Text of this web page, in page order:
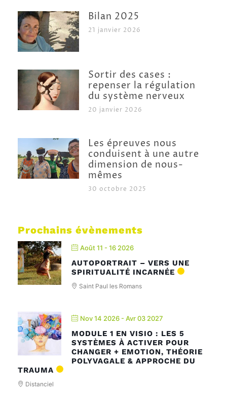
Bilan 2025
21 janvier 2026
Sortir des cases :
repenser la régulation
du système nerveux
20 janvier 2026
Les épreuves nous
conduisent à une autre
dimension de nous-
mêmes
30 octobre 2025
Prochains évènements
Août 11 - 16 2026
AUTOPORTRAIT – VERS UNE
SPIRITUALITÉ INCARNÉE
Saint Paul les Romans
Nov 14 2026 - Avr 03 2027
MODULE 1 EN VISIO : LES 5
SYSTÈMES À ACTIVER POUR
CHANGER + EMOTION, THÉORIE
POLYVAGALE & APPROCHE DU
TRAUMA
Distanciel